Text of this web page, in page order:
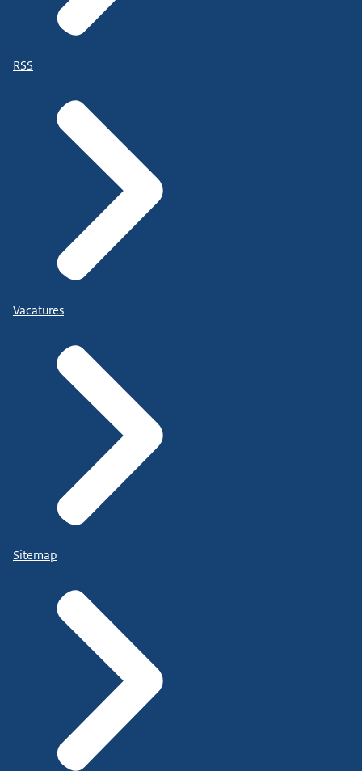
RSS
Vacatures
Sitemap